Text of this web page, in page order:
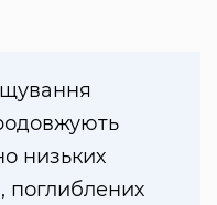
низьких
поглиблених